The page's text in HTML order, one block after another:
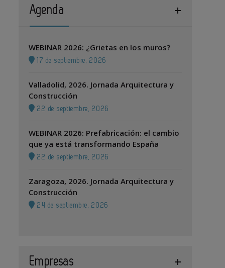
Agenda
WEBINAR 2026: ¿Grietas en los muros?
17 de septiembre, 2026
Valladolid, 2026. Jornada Arquitectura y
Construcción
22 de septiembre, 2026
WEBINAR 2026: Prefabricación: el cambio
que ya está transformando España
22 de septiembre, 2026
Zaragoza, 2026. Jornada Arquitectura y
Construcción
24 de septiembre, 2026
Empresas